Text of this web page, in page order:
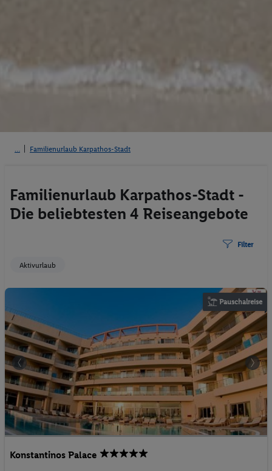
Familienurlaub Karpathos-Stadt
Familienurlaub Karpathos-Stadt -
Die beliebtesten 4 Reiseangebote
Filter
Aktivurlaub
Pauschalreise
Konstantinos Palace